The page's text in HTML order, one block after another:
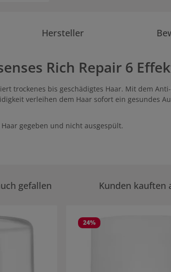
Hersteller
Rich Repair 6
trockenes bis geschädigtes Haar. Mit dem
verleihen dem Haar sofort ein gesundes
gegeben und nicht ausgespült.
gefallen Kunden kauften
24%